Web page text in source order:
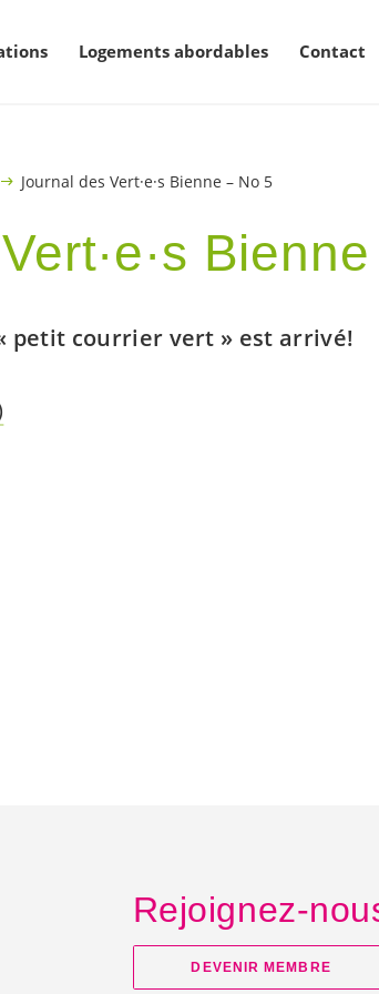
Logements abordables Contact
Journal des Vert·e·s Bienne – No 5
Vert·e·s
petit courrier vert » est arrivé!
Rejoignez-
DEVENIR MEMBRE